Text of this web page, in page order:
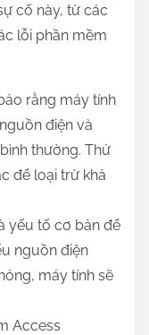
cố này, từ các
lỗi phần mềm
rằng máy tính
điện và
thường. Thử
để loại trừ khả
yếu tố cơ bản để
nguồn điện
máy tính sẽ
Access